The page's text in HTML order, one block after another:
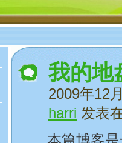
我的
2009年12
harri 发表
本篇博客是